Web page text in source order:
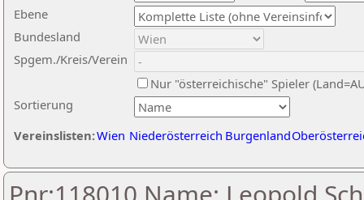
Ebene
Sortierung
Bundesland
Spgem./Kreis/Verein
Nur "österreichische" Spieler
Vereinslisten:Wien Niederösterreich Burgenland